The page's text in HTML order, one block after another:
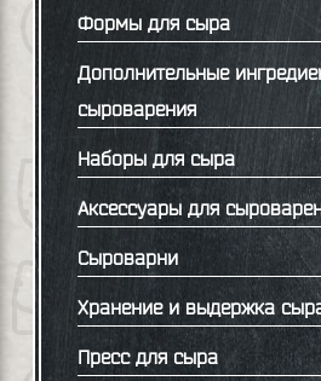
Формы для сыра
Дополнительные
сыроварения
Наборы для сыра
Аксессуары для
Сыроварни
Хранение и выдержка
Пресс для сыра